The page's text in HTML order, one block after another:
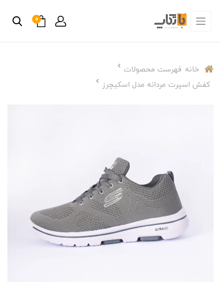
0
خانه فهرست محصولات
کفش اسپرت مردانه مدل اسکیچرز